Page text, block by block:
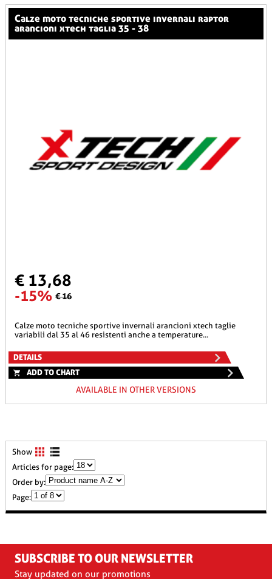
calze moto tecniche sportive invernali raptor
arancioni xtech taglia 35 - 38
€ 13,68
-15% € 16
calze moto tecniche sportive invernali arancioni xtech taglie
variabili dal 35 al 46 resistenti anche a temperature...
DETAILS
ADD TO CHART
AVAILABLE IN OTHER VERSIONS
Show
Articles for page:
Order by:
Page:
SUBSCRIBE TO OUR NEWSLETTER
Stay updated on our promotions